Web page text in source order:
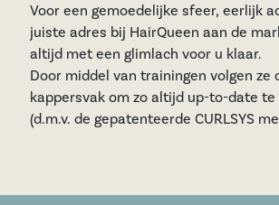
Voor een gemoedelijke sfeer, eerlijk
juiste adres bij HairQueen aan de
altijd met een glimlach voor u klaar.
Door middel van trainingen volgen
kappersvak om zo altijd up-to-date
(d.m.v. de gepatenteerde CURLSYS